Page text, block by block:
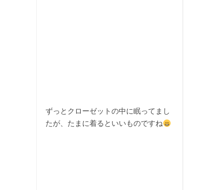
ずっとクローゼットの中に眠ってまし
たが、たまに着るといいものですね